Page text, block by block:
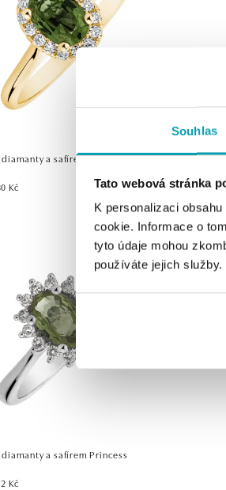
Souhlas
Tato webová stránka
K personalizaci
cookie. Informace o
tyto údaje mohou
používáte jejich služby.
diamanty a safírem Princess
Kč od
a safírem Princess
Kč